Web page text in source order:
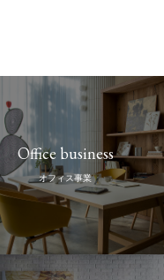
Office business
オフィス事業